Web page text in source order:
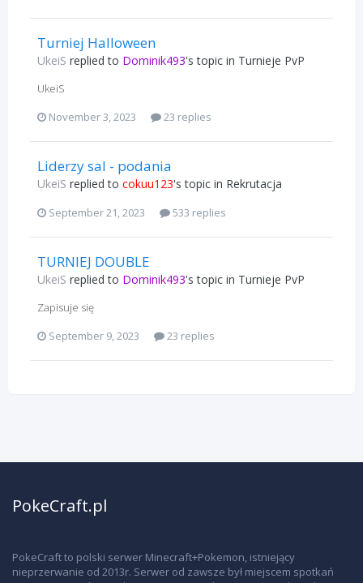
Turniej Halloween
UkeiS replied to Dominik493's topic in Turnieje PvP
UkeiS
November 3, 2023
23 replies
Liderzy sal - podania
UkeiS replied to cokuu123's topic in Rekrutacja
September 21, 2023 533 replies
TURNIEJ DOUBLE
UkeiS replied to Dominik493's topic in Turnieje PvP
Zapisuje się
September 9, 2023
23 replies
PokeCraft.pl
PokeCraft to polski serwer Minecraft+Pokemon, istniejący
nieprzerwanie od 2013r. Serwer od zawsze był miejscem spotkań